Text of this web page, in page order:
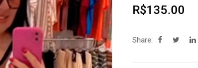
R$135.00
Share: